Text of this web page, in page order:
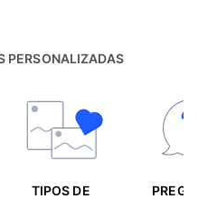
PERSONALIZADAS
TIPOS DE